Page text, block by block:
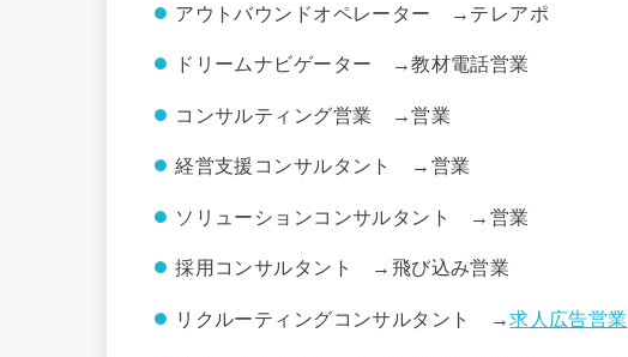
アウトバウンドオペレーター →テレアポ
ドリームナビゲーター →教材電話営業
コンサルティング営業 →営業
経営支援コンサルタント →営業
ソリューションコンサルタント →営業
採用コンサルタント →飛び込み営業
リクルーティングコンサルタント →求人広告営業